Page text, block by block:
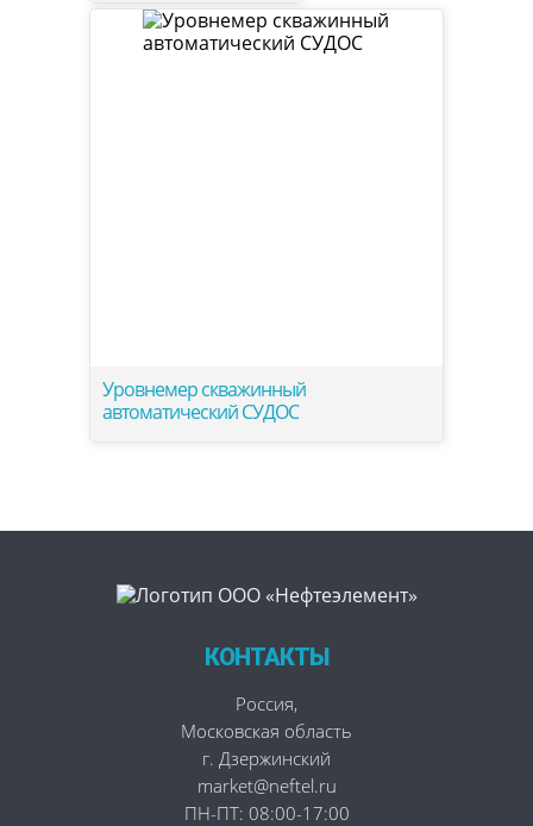
Уровнемер скважинный
автоматический СУДОС
КОНТАКТЫ
Россия,
Московская область
г. Дзержинский
market@neftel.ru
ПН-ПТ: 08:00-17:00